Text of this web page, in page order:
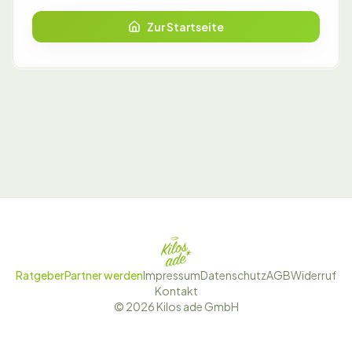
Zur Startseite
RatgeberPartner werdenImpressumDatenschutzAGBWiderruf
Kontakt
© 2026Kilos ade GmbH